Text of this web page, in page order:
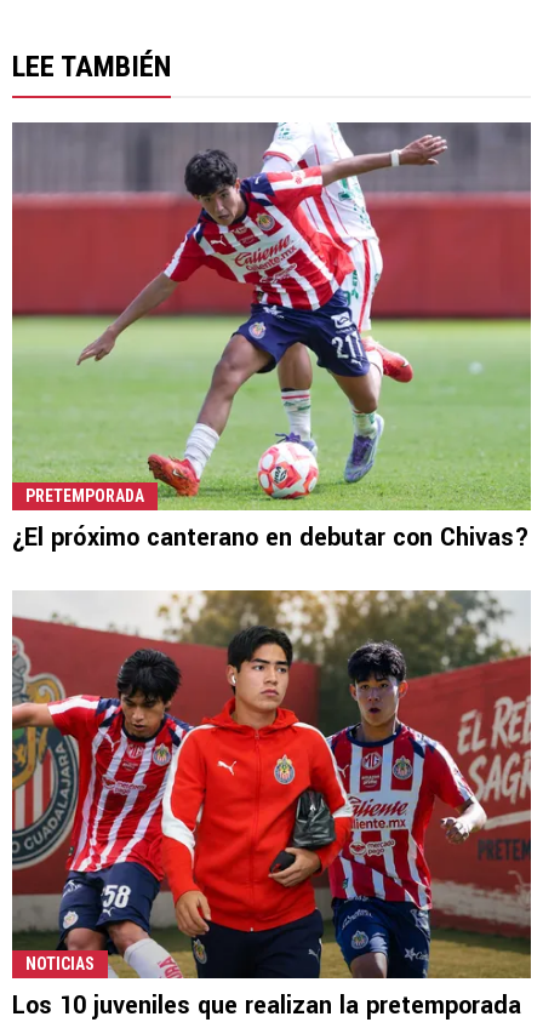
LEE TAMBIÉN
PRETEMPORADA
¿El próximo canterano en debutar con Chivas?
NOTICIAS
Los 10 juveniles que realizan la pretemporada